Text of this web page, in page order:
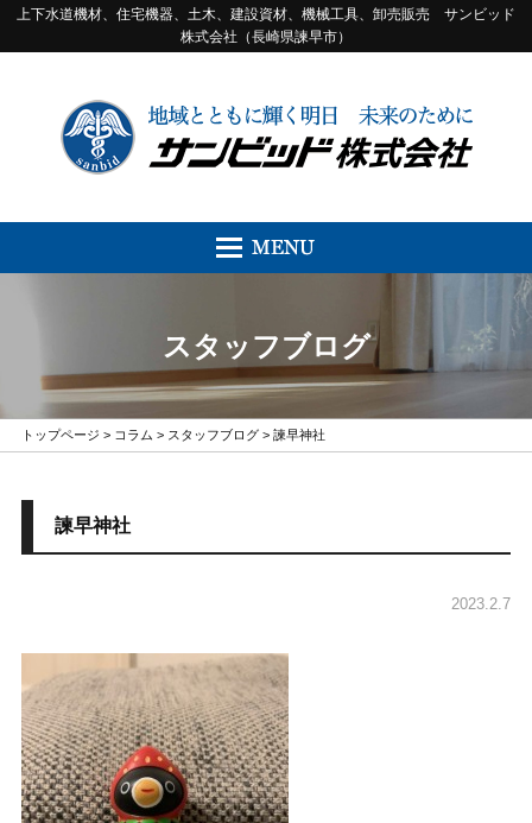
上下水道機材、住宅機器、土木、建設資材、機械工具、卸売販売 サンビッド
株式会社（長崎県諫早市）
スタッフブログ
トップページ > コラム > スタッフブログ> 諫早神社
諫早神社
2023.2.7